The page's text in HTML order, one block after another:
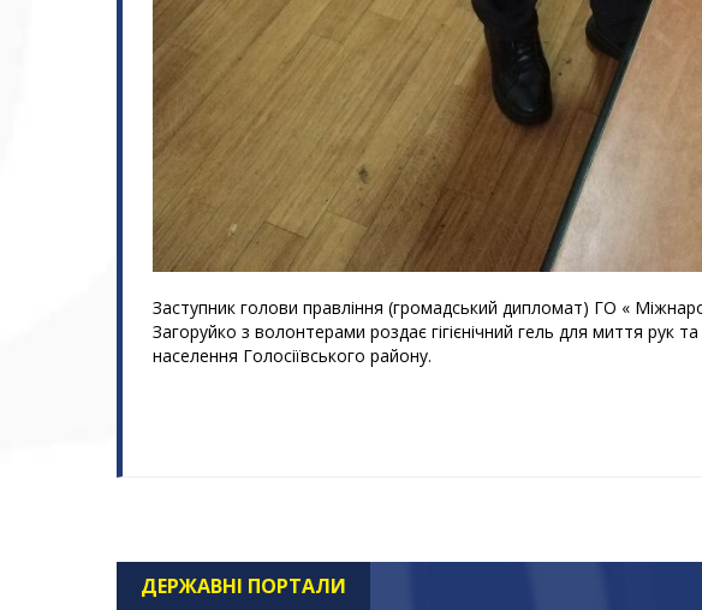
Заступник голови правління (громадський дипломат) ГО «
Загоруйко з волонтерами роздає гігієнічний гель для миття рук
населення Голосіївського району.
ДЕРЖАВНІ ПОРТАЛИ